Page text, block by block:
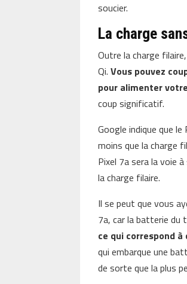
soucier.
La charge
Outre la charge
Qi.Vous pouvez
pour alimenter
coup significatif.
Google indique que
moins que la charge
Pixel 7a sera la voie
la charge filaire.
Il se peut que vous
7a, car la batterie du
ce qui correspond à
qui embarque une
de sorte que la plus